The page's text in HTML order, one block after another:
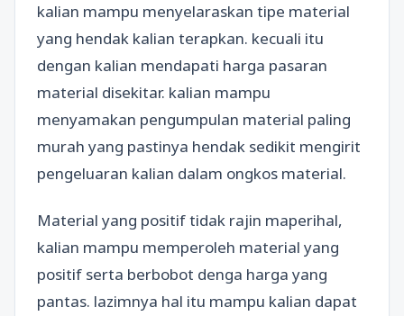
kalian mampu menyelaraskan tipe material
yang hendak kalian terapkan. kecuali itu
dengan kalian mendapati harga pasaran
material disekitar. kalian mampu
menyamakan pengumpulan material paling
murah yang pastinya hendak sedikit mengirit
pengeluaran kalian dalam ongkos material.
Material yang positif tidak rajin maperihal,
kalian mampu memperoleh material yang
positif serta berbobot denga harga yang
pantas. lazimnya hal itu mampu kalian dapat